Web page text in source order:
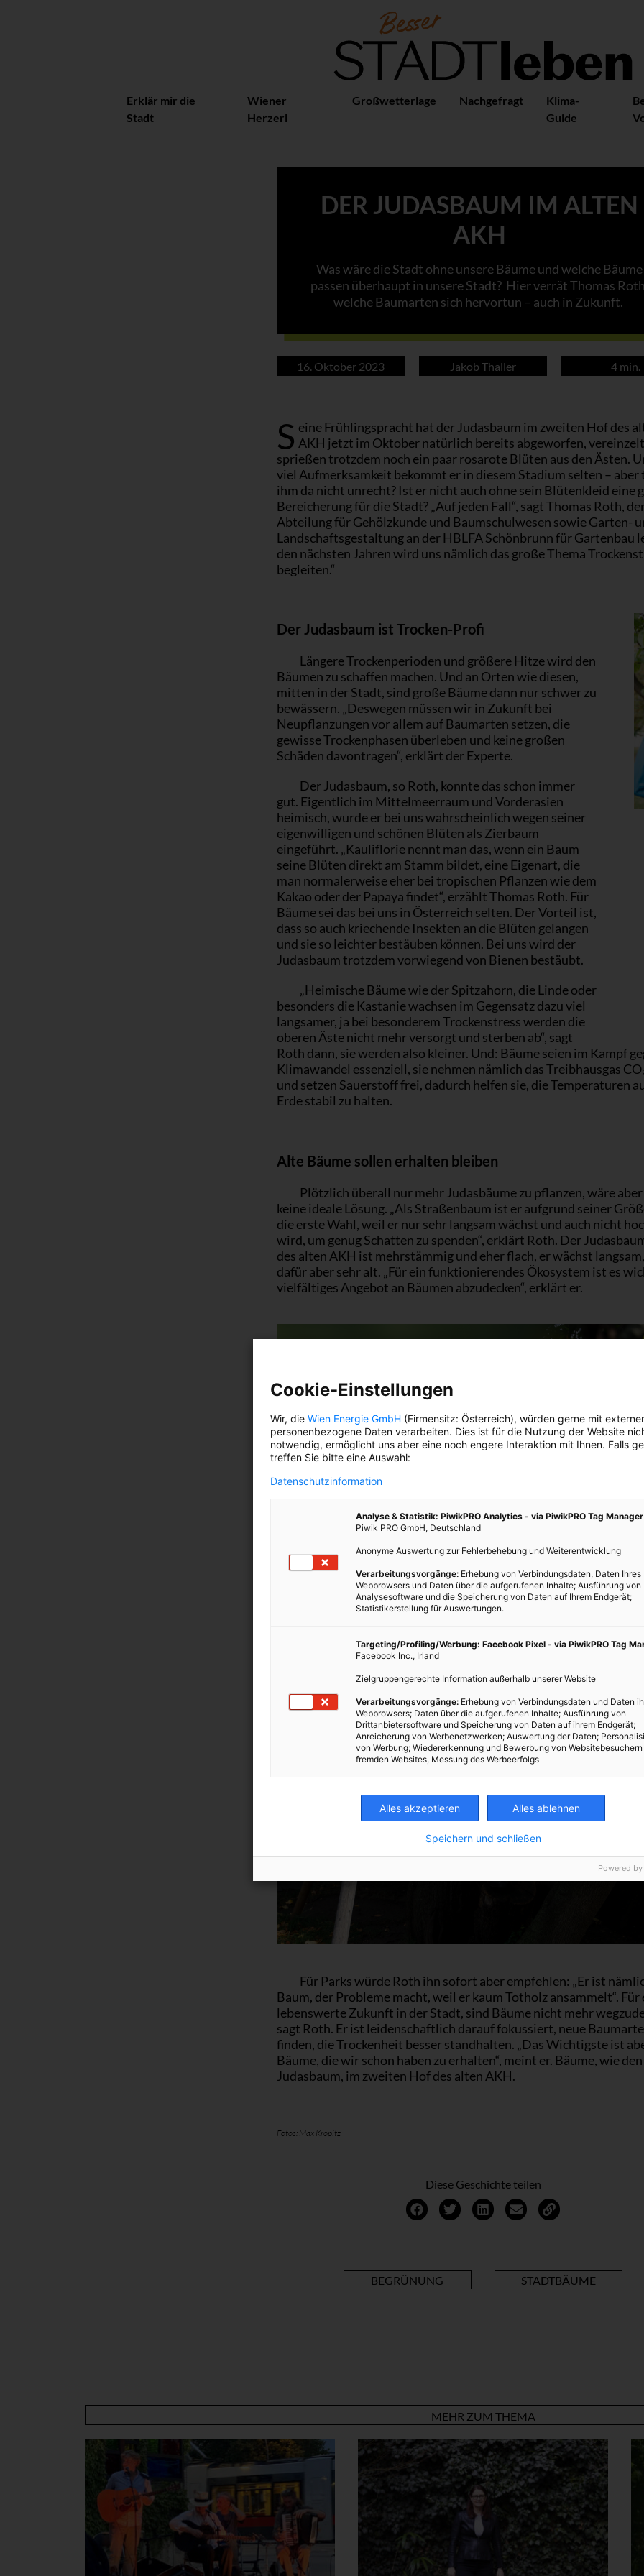
Erklär mir die
Stadt
Wiener
Herzerl
Großwetterlage Nachgefragt
Klima-
Guide
DER JUDASBAUM IM ALTEN
AKH
Was wäre die Stadt ohne unsere Bäume und welche Bäume
passen überhaupt in unsere Stadt? Hier verrät Thomas
welche Baumarten sich hervortun – auch in Zukunft.
16. Oktober 2023 Jakob Thaller 4 min.
S eine Frühlingspracht hat der Judasbaum im zweiten Hof des
AKH jetzt im Oktober natürlich bereits abgeworfen, vereinzelt
sprießen trotzdem noch ein paar rosarote Blüten aus den Ästen.
viel Aufmerksamkeit bekommt er in diesem Stadium selten –
ihm da nicht unrecht? Ist er nicht auch ohne sein Blütenkleid eine
Bereicherung für die Stadt? „Auf jeden Fall“, sagt Thomas Roth,
Abteilung für Gehölzkunde und Baumschulwesen sowie Garten-
Landschaftsgestaltung an der HBLFA Schönbrunn für Gartenbau
den nächsten Jahren wird uns nämlich das große Thema
begleiten.“
Der Judasbaum ist Trocken-Profi
Längere Trockenperioden und größere Hitze wird den
Bäumen zu schaffen machen. Und an Orten wie diesen,
mitten in der Stadt, sind große Bäume dann nur schwer zu
bewässern. „Deswegen müssen wir in Zukunft bei
Neupflanzungen vor allem auf Baumarten setzen, die
gewisse Trockenphasen überleben und keine großen
Schäden davontragen“, erklärt der Experte.
Der Judasbaum, so Roth, konnte das schon immer
gut. Eigentlich im Mittelmeerraum und Vorderasien
heimisch, wurde er bei uns wahrscheinlich wegen seiner
eigenwilligen und schönen Blüten als Zierbaum
eingeführt. „Kauliflorie nennt man das, wenn ein Baum
seine Blüten direkt am Stamm bildet, eine Eigenart, die
man normalerweise eher bei tropischen Pflanzen wie dem
Kakao oder der Papaya findet“, erzählt Thomas Roth. Für
Bäume sei das bei uns in Österreich selten. Der Vorteil ist,
dass so auch kriechende Insekten an die Blüten gelangen
und sie so leichter bestäuben können. Bei uns wird der
Judasbaum trotzdem vorwiegend von Bienen bestäubt.
„Heimische Bäume wie der Spitzahorn, die Linde oder
besonders die Kastanie wachsen im Gegensatz dazu viel
langsamer, ja bei besonderem Trockenstress werden die
oberen Äste nicht mehr versorgt und sterben ab“, sagt
Roth dann, sie werden also kleiner. Und: Bäume seien im Kampf
Klimawandel essenziell, sie nehmen nämlich das Treibhausgas
und setzen Sauerstoff frei, dadurch helfen sie, die Temperaturen
Erde stabil zu halten.
Alte Bäume sollen erhalten bleiben
Plötzlich überall nur mehr Judasbäume zu pflanzen, wäre aber
keine ideale Lösung. „Als Straßenbaum ist er aufgrund seiner
die erste Wahl, weil er nur sehr langsam wächst und auch nicht
wird, um genug Schatten zu spenden“, erklärt Roth. Der
des alten AKH ist mehrstämmig und eher flach, er wächst
dafür aber sehr alt. „Für ein funktionierendes Ökosystem ist es
vielfältiges Angebot an Bäumen abzudecken“, erklärt er.
Für Parks würde Roth ihn sofort aber empfehlen: „Er ist
Baum, der Probleme macht, weil er kaum Totholz ansammelt“. Für
lebenswerte Zukunft in der Stadt, sind Bäume nicht mehr
sagt Roth. Er ist leidenschaftlich darauf fokussiert, neue
finden, die Trockenheit besser standhalten. „Das Wichtigste ist
Bäume, die wir schon haben zu erhalten“, meint er. Bäume, wie den
Judasbaum, im zweiten Hof des alten AKH.
Fotos: Max Kropitz
Diese Geschichte teilen
BEGRÜNUNG STADTBÄUME
MEHR ZUM THEMA
Cookie-Einstellungen
Wir, die Wien Energie GmbH (Firmensitz: Österreich), würden gerne mit
personenbezogene Daten verarbeiten. Dies ist für die Nutzung der Website
notwendig, ermöglicht uns aber eine noch engere Interaktion mit Ihnen. Falls
treffen Sie bitte eine Auswahl:
Datenschutzinformation
Analyse & Statistik: PiwikPRO Analytics - via PiwikPRO Tag Manager
Piwik PRO GmbH, Deutschland
Anonyme Auswertung zur Fehlerbehebung und Weiterentwicklung
Verarbeitungsvorgänge: Erhebung von Verbindungsdaten, Daten Ihres
Webbrowsers und Daten über die aufgerufenen Inhalte; Ausführung von
Analysesoftware und die Speicherung von Daten auf Ihrem Endgerät;
Statistikerstellung für Auswertungen.
Targeting/Profiling/Werbung: Facebook Pixel - via PiwikPRO Tag
Facebook Inc., Irland
Zielgruppengerechte Information außerhalb unserer Website
Verarbeitungsvorgänge: Erhebung von Verbindungsdaten und Daten
Webbrowsers; Daten über die aufgerufenen Inhalte; Ausführung von
Drittanbietersoftware und Speicherung von Daten auf ihrem Endgerät;
Anreicherung von Werbenetzwerken; Auswertung der Daten;
von Werbung; Wiedererkennung und Bewerbung von
fremden Websites, Messung des Werbeerfolgs
Alles akzeptieren Alles ablehnen
Speichern und schließen
Powered by